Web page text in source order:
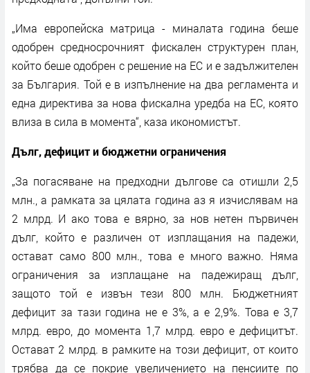
„Има европейска матрица - миналата година беше
одобрен средносрочният фискален структурен план,
който беше одобрен с решение на ЕС и е задължителен
за България. Той е в изпълнение на два регламента и
една директива за нова фискална уредба на ЕС, която
влиза в сила в момента“, каза икономистът.
Дълг, дефицит и бюджетни ограничения
„За погасяване на предходни дългове са отишли 2,5
млн., а рамката за цялата година аз я изчислявам на
2 млрд. И ако това е вярно, за нов нетен първичен
дълг, който е различен от изплащания на падежи,
остават само 800 млн., това е много важно. Няма
ограничения за изплащане на падежиращ дълг,
защото той е извън тези 800 млн. Бюджетният
дефицит за тази година не е 3%, а е 2,9%. Това е 3,7
млрд. евро, до момента 1,7 млрд. евро е дефицитът.
Остават 2 млрд. в рамките на този дефицит, от които
трябва да се покрие увеличението на пенсиите по